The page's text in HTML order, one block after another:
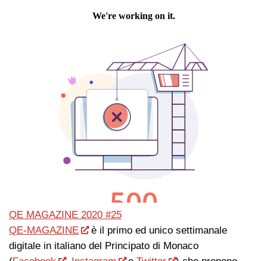
QE MAGAZINE 2020 #25
QE-MAGAZINE
è il primo ed unico settimanale
digitale in italiano del Principato di Monaco